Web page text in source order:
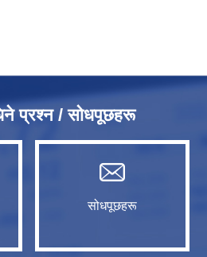
प्रश्न / सोधपूछहरू
सोधपूछहरू